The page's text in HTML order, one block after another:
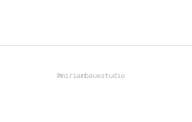
@miriambauestudio